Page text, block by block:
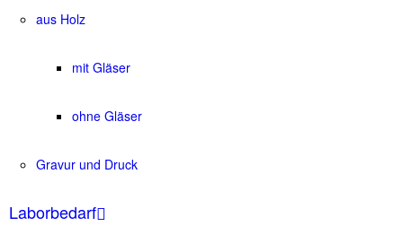
aus Holz
mit Gläser
ohne Gläser
Gravur und Druck
Laborbedarf